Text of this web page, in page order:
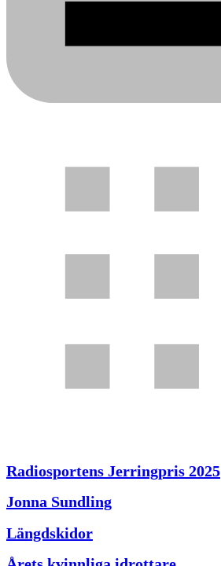
Radiosportens Jerringpris 2025
Jonna Sundling
Längdskidor